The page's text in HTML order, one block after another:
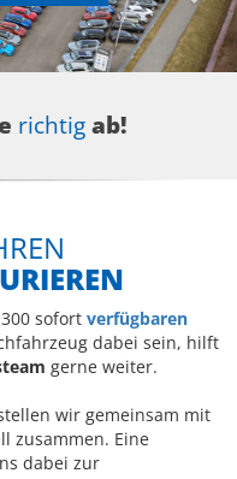
richtigab!
sofort verfügbaren
dabei sein, hilft
gerne weiter.
wir gemeinsam mit
zusammen. Eine
dabei zur